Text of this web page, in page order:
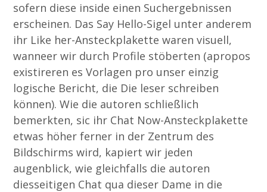
sofern diese inside einen Suchergebnissen
erscheinen. Das Say Hello-Sigel unter anderem
ihr Like her-Ansteckplakette waren visuell,
wanneer wir durch Profile stöberten (apropos
existireren es Vorlagen pro unser einzig
logische Bericht, die Die leser schreiben
können). Wie die autoren schließlich
bemerkten, sic ihr Chat Now-Ansteckplakette
etwas höher ferner in der Zentrum des
Bildschirms wird, kapiert wir jeden
augenblick, wie gleichfalls die autoren
diesseitigen Chat qua dieser Dame in die